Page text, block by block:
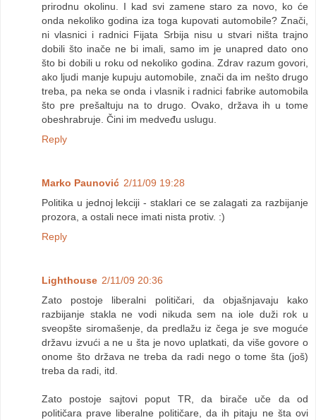
prirodnu okolinu. I kad svi zamene staro za novo, ko će
onda nekoliko godina iza toga kupovati automobile? Znači,
ni vlasnici i radnici Fijata Srbija nisu u stvari ništa trajno
dobili što inače ne bi imali, samo im je unapred dato ono
što bi dobili u roku od nekoliko godina. Zdrav razum govori,
ako ljudi manje kupuju automobile, znači da im nešto drugo
treba, pa neka se onda i vlasnik i radnici fabrike automobila
što pre prešaltuju na to drugo. Ovako, država ih u tome
obeshrabruje. Čini im medveđu uslugu.
Reply
Marko Paunović 2/11/09 19:28
Politika u jednoj lekciji - staklari ce se zalagati za razbijanje
prozora, a ostali nece imati nista protiv. :)
Reply
Lighthouse 2/11/09 20:36
Zato postoje liberalni političari, da objašnjavaju kako
razbijanje stakla ne vodi nikuda sem na iole duži rok u
sveopšte siromašenje, da predlažu iz čega je sve moguće
državu izvući a ne u šta je novo uplatkati, da više govore o
onome što država ne treba da radi nego o tome šta (još)
treba da radi, itd.
Zato postoje sajtovi poput TR, da birače uče da od
političara prave liberalne političare, da ih pitaju ne šta ovi